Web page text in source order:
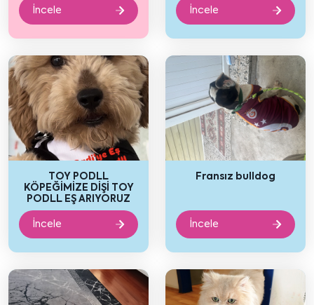
İncele İncele
TOY PODLL
KÖPEĞİMİZE DİŞİ TOY
PODLL EŞ ARIYORUZ
İncele
Fransız bulldog
İncele